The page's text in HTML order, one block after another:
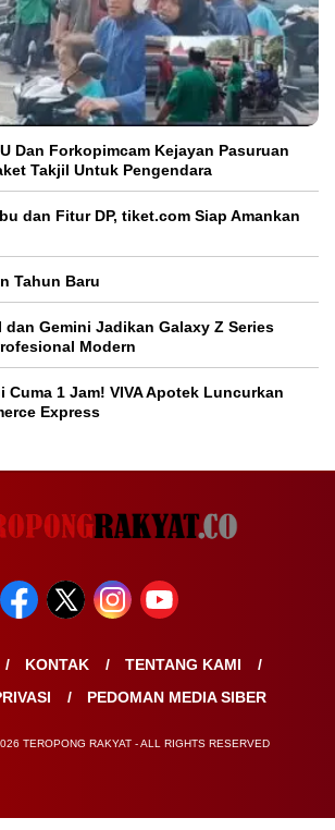
Dan Forkopimcam Kejayan Pasuruan
Takjil Untuk Pengendara
dan Fitur DP, tiket.com Siap Amankan
Tahun Baru
dan Gemini Jadikan Galaxy Z Series
Modern
Cuma 1 Jam! VIVA Apotek Luncurkan
Express
KONTAK
TENTANG KAMI
PEDOMAN MEDIA SIBER
TEROPONG RAKYAT - ALL RIGHTS RESERVED